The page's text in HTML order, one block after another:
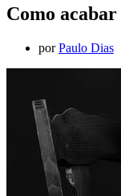
Como
porPaulo Dias